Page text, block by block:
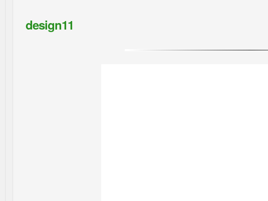
design11